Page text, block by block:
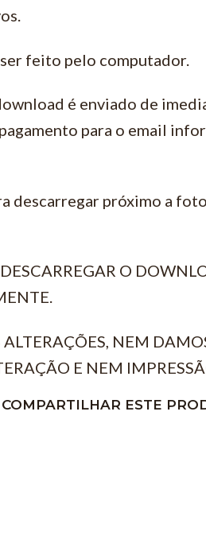
feito pelo computador.
é enviado de
para o email
descarregar próximo a
O
NEM
E NEM
COMPARTILHAR ESTE